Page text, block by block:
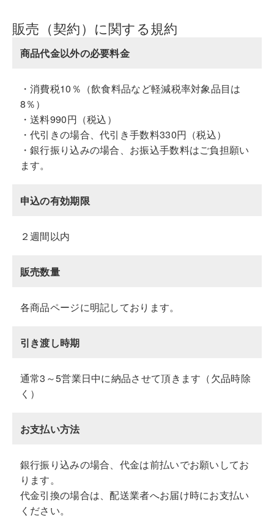
販売（契約）に関する規約
商品代金以外の必要料金
・消費税10％（飲食料品など軽減税率対象品目は
8％）
・送料990円（税込）
・代引きの場合、代引き手数料330円（税込）
・銀行振り込みの場合、お振込手数料はご負担願い
ます。
申込の有効期限
２週間以内
販売数量
各商品ページに明記しております。
引き渡し時期
通常3～5営業日中に納品させて頂きます（欠品時除
く）
お支払い方法
銀行振り込みの場合、代金は前払いでお願いしてお
ります。
代金引換の場合は、配送業者へお届け時にお支払い
ください。